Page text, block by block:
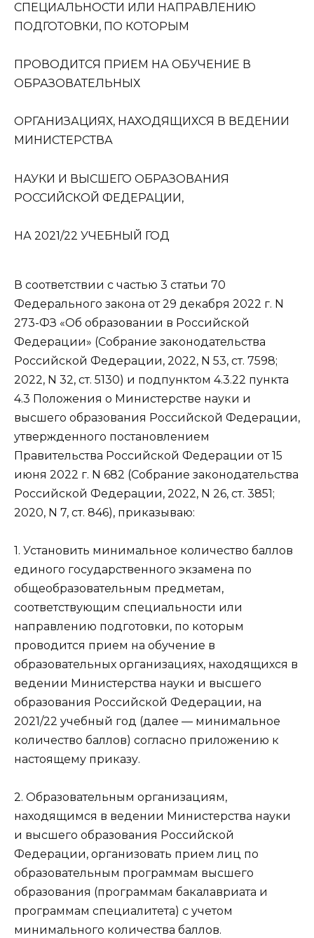
СПЕЦИАЛЬНОСТИ ИЛИ НАПРАВЛЕНИЮ
ПОДГОТОВКИ, ПО КОТОРЫМ
ПРОВОДИТСЯ ПРИЕМ НА ОБУЧЕНИЕ В
ОБРАЗОВАТЕЛЬНЫХ
ОРГАНИЗАЦИЯХ, НАХОДЯЩИХСЯ В ВЕДЕНИИ
МИНИСТЕРСТВА
НАУКИ И ВЫСШЕГО ОБРАЗОВАНИЯ
РОССИЙСКОЙ ФЕДЕРАЦИИ,
НА 2021/22 УЧЕБНЫЙ ГОД
В соответствии с частью 3 статьи 70
Федерального закона от 29 декабря 2022 г. N
273-ФЗ «Об образовании в Российской
Федерации» (Собрание законодательства
Российской Федерации, 2022, N 53, ст. 7598;
2022, N 32, ст. 5130) и подпунктом 4.3.22 пункта
4.3 Положения о Министерстве науки и
высшего образования Российской Федерации,
утвержденного постановлением
Правительства Российской Федерации от 15
июня 2022 г. N 682 (Собрание законодательства
Российской Федерации, 2022, N 26, ст. 3851;
2020, N 7, ст. 846), приказываю:
1. Установить минимальное количество баллов
единого государственного экзамена по
общеобразовательным предметам,
соответствующим специальности или
направлению подготовки, по которым
проводится прием на обучение в
образовательных организациях, находящихся в
ведении Министерства науки и высшего
образования Российской Федерации, на
2021/22 учебный год (далее — минимальное
количество баллов) согласно приложению к
настоящему приказу.
2. Образовательным организациям,
находящимся в ведении Министерства науки
и высшего образования Российской
Федерации, организовать прием лиц по
образовательным программам высшего
образования (программам бакалавриата и
программам специалитета) с учетом
минимального количества баллов.